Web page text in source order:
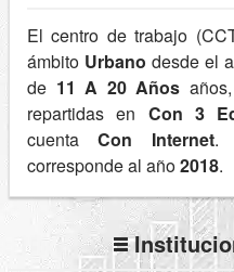
El centro de trabajo
ámbito Urbano desde el
de 11 A 20 Años
repartidas en Con 3
cuentaCon Internet.
corresponde al año2018.